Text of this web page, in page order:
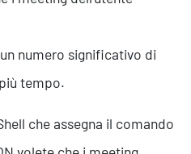
numero significativo di
tempo.
che assegna il comando